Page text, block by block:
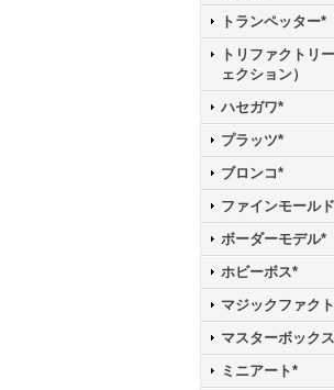
トランペッター*
トリファクトリ
ェクション）
ハセガワ*
プラッツ*
ブロンコ*
ファインモール
ボーダーモデル*
ホビーボス*
マジックファク
マスターボックス
ミニアート*